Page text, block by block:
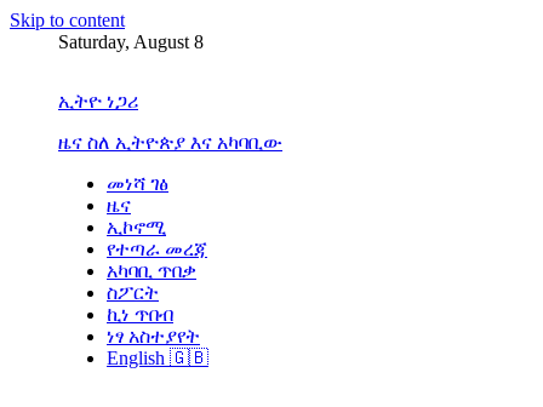
Skip to content
Saturday, August 8
ኢትዮ ነጋሪ
ዜና ስለ ኢትዮጵያ እና አካባቢው
መነሻ ገፅ
ዜና
ኢኮኖሚ
የተጣራ መረጃ
አካባቢ ጥበቃ
ስፖርት
ኪነ ጥበብ
ነፃ አስተያየት
English 🇬🇧